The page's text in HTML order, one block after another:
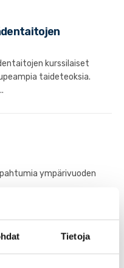
Tietoja
kurssilaiset
taideteoksia.
ympärivuoden